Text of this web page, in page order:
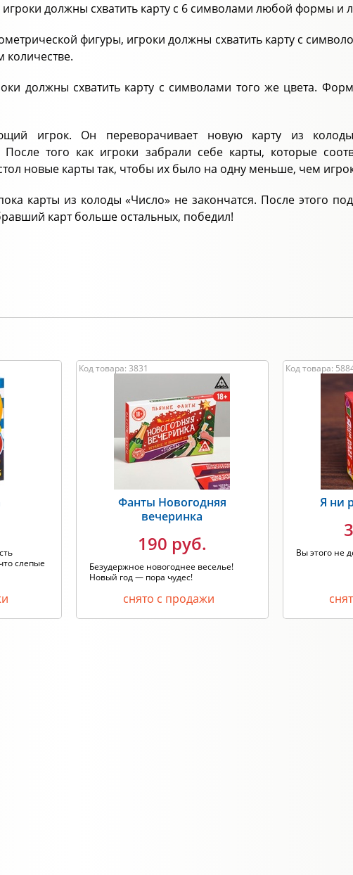
должны схватить карту с 6 символами любой формы и
фигуры, игроки должны схватить карту с
должны схватить карту с символами того же цвета.
игрок. Он переворачивает новую карту из
того как игроки забрали себе карты, которые
новые карты так, чтобы их было на одну меньше, чем
карты из колоды «Число» не закончатся. После этого
карт больше остальных, победил!
слепые
Код товара: 3831
Фанты Новогодняя
вечеринка
190 руб.
Безудержное новогоднее веселье!
Новый год — пора чудес!
снято с продажи
Код товара:
Я ни
Вы этого не